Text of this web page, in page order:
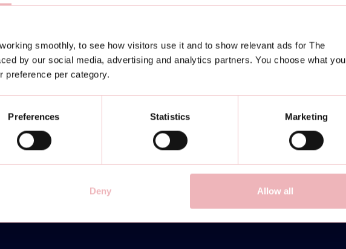
smoothly, to see how visitors use it and to show relevant ads for The
by our social media, advertising and analytics partners. You choose what you
preference per category.
Preferences Statistics Marketing
Deny Allow all